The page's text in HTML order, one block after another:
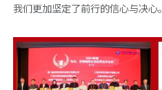
我们更加坚定了前行的信心与决心。